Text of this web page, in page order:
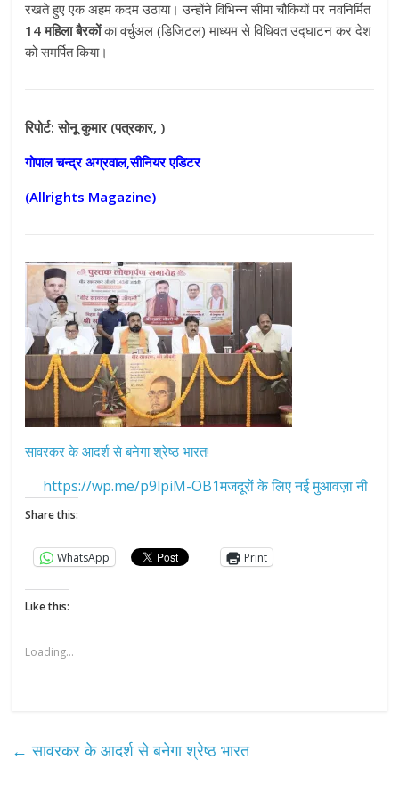
रखते हुए एक अहम कदम उठाया। उन्होंने विभिन्न सीमा चौकियों पर नवनिर्मित
14 महिला बैरकोंका वर्चुअल (डिजिटल) माध्यम से विधिवत उद्घाटन कर देश
को समर्पित किया।
रिपोर्ट: सोनू कुमार (पत्रकार, )
गोपाल चन्द्र अग्रवाल,सीनियर एडिटर
(Allrights Magazine)
सावरकर के आदर्श से बनेगा श्रेष्ठ भारत!
https://wp.me/p9lpiM-OB1मजदूरों के लिए नई मुआवज़ा नी
Share this:
WhatsApp Print
Like this:
Loading...
← सावरकर के आदर्श से बनेगा श्रेष्ठ भारत